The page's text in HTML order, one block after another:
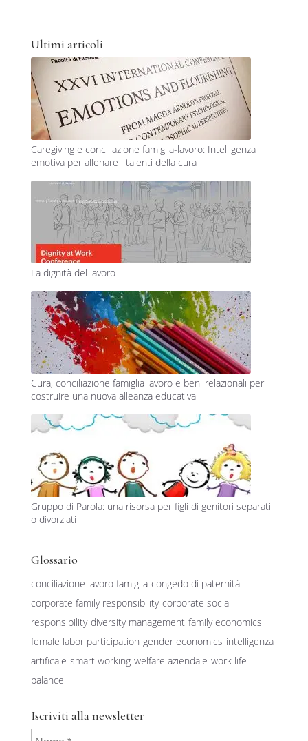
Ultimi articoli
Caregiving e conciliazione famiglia-lavoro: Intelligenza
emotiva per allenare i talenti della cura
La dignità del lavoro
Cura, conciliazione famiglia lavoro e beni relazionali per
costruire una nuova alleanza educativa
Gruppo di Parola: una risorsa per figli di genitori separati
o divorziati
Glossario
conciliazione lavoro famiglia congedo di paternità
corporate family responsibility corporate social
responsibility diversity management family economics
female labor participation gender economics intelligenza
artificale smart working welfare aziendale work life
balance
Iscriviti alla newsletter